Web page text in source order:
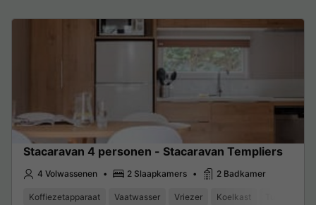
Stacaravan 4 personen - Stacaravan Templiers
4 Volwassenen 2 Slaapkamers 2 Badkamer
Koffiezetapparaat Vaatwasser Vriezer Koelkast